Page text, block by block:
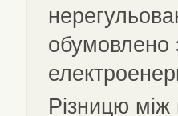
обумовлено
Різницю між